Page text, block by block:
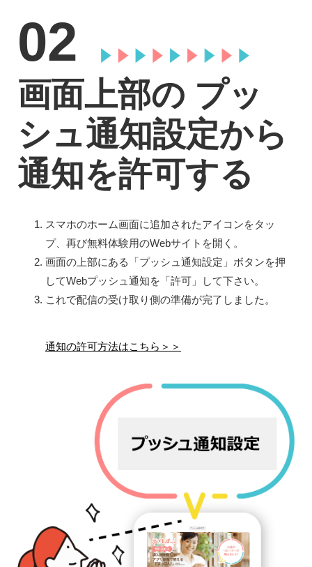
02
画面上部の プッ
シュ通知設定から
通知を許可する
スマホのホーム画面に追加されたアイコンをタッ
プ、再び無料体験用のWebサイトを開く。
画面の上部にある「プッシュ通知設定」ボタンを押
してWebプッシュ通知を「許可」して下さい。
これで配信の受け取り側の準備が完了しました。
通知の許可方法はこちら＞＞